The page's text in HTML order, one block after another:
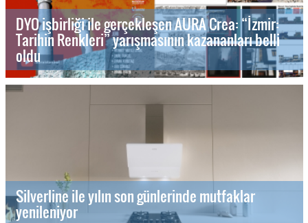
DYO işbirliği ile gerçekleşen AURA Crea: “İzmir:
Tarihin Renkleri” yarışmasının kazananları belli
oldu
Silverline ile yılın son günlerinde mutfaklar
yenileniyor